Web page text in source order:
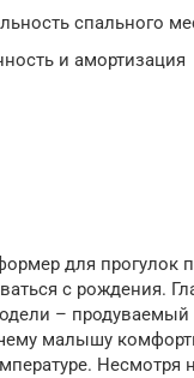
спального
и амортизация
для прогулок
с рождения.
– продуваемый
малышу
Несмотря